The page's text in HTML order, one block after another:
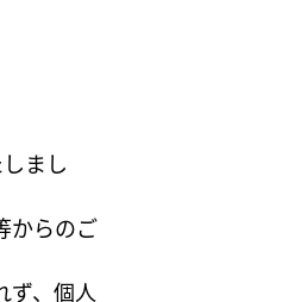
まし
からのご
ず、個人